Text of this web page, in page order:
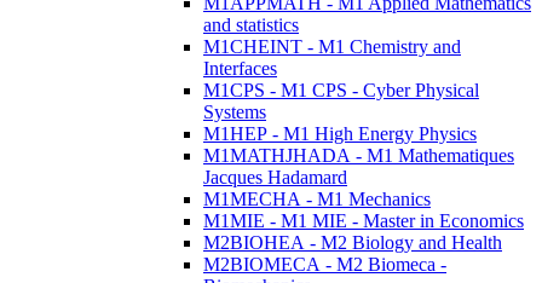
and statistics
M1CHEINT - M1 Chemistry and
Interfaces
M1CPS - M1 CPS - Cyber Physical
Systems
M1HEP - M1 High Energy Physics
M1MATHJHADA - M1 Mathematiques
Jacques Hadamard
M1MECHA - M1 Mechanics
M1MIE - M1 MIE - Master in Economics
M2BIOHEA - M2 Biology and Health
M2BIOMECA - M2 Biomeca -